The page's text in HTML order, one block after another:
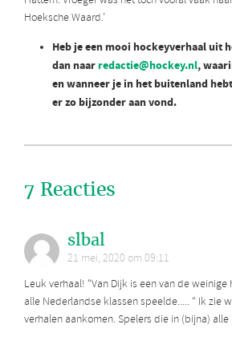
Hoeksche Waard.’
Heb je een mooi hockeyverhaal uit
dan naarredactie@hockey.nl,
en wanneer je in het buitenland
er zo bijzonder aan vond.
7 Reacties
slbal
21 mei, 2020 om 09:11
Leuk verhaal! “Van Dijk is een van de
alle Nederlandse klassen speelde..... “ Ik zie
verhalen aankomen. Spelers die in (bijna)